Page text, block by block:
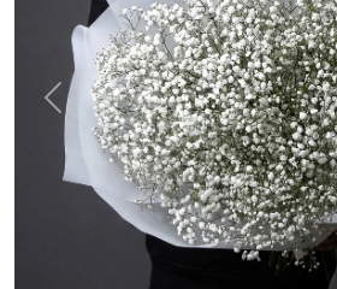
Назад